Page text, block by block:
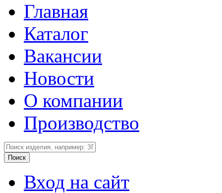
Главная
Каталог
Вакансии
Новости
О компании
Производство
Вход на сайт